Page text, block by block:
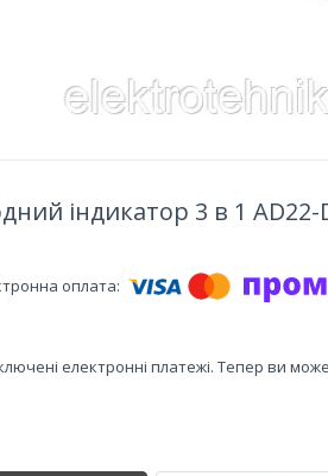
індикатор 3 в 1
електронні платежі. Тепер ви